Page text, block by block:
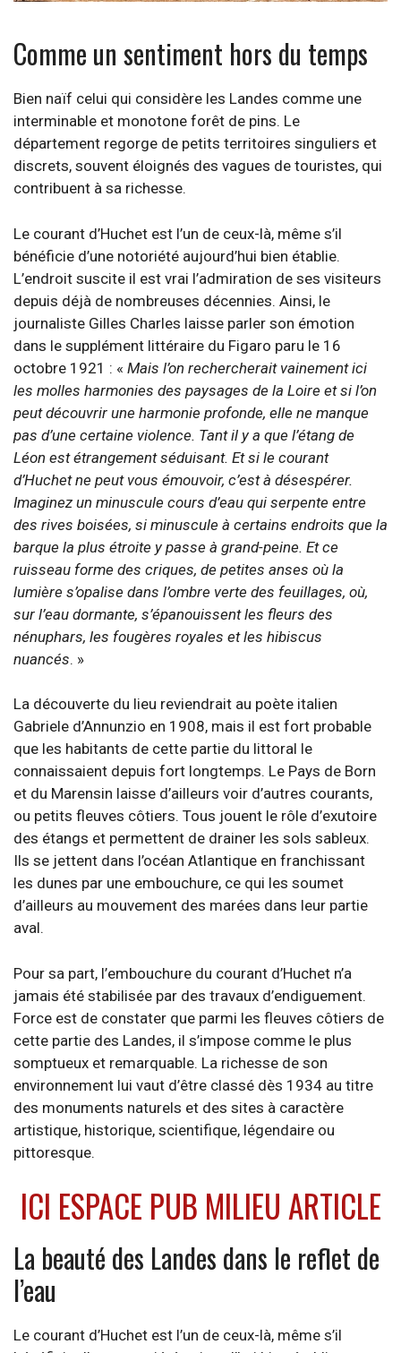
Comme un sentiment hors du temps
Bien naïf celui qui considère les Landes comme une
interminable et monotone forêt de pins. Le
département regorge de petits territoires singuliers et
discrets, souvent éloignés des vagues de touristes, qui
contribuent à sa richesse.
Le courant d’Huchet est l’un de ceux-là, même s’il
bénéficie d’une notoriété aujourd’hui bien établie.
L’endroit suscite il est vrai l’admiration de ses visiteurs
depuis déjà de nombreuses décennies. Ainsi, le
journaliste Gilles Charles laisse parler son émotion
dans le supplément littéraire du Figaro paru le 16
octobre 1921 : « Mais l’on rechercherait vainement ici
les molles harmonies des paysages de la Loire et si l’on
peut découvrir une harmonie profonde, elle ne manque
pas d’une certaine violence. Tant il y a que l’étang de
Léon est étrangement séduisant. Et si le courant
d’Huchet ne peut vous émouvoir, c’est à désespérer.
Imaginez un minuscule cours d’eau qui serpente entre
des rives boisées, si minuscule à certains endroits que la
barque la plus étroite y passe à grand-peine. Et ce
ruisseau forme des criques, de petites anses où la
lumière s’opalise dans l’ombre verte des feuillages, où,
sur l’eau dormante, s’épanouissent les fleurs des
nénuphars, les fougères royales et les hibiscus
nuancés. »
La découverte du lieu reviendrait au poète italien
Gabriele d’Annunzio en 1908, mais il est fort probable
que les habitants de cette partie du littoral le
connaissaient depuis fort longtemps. Le Pays de Born
et du Marensin laisse d’ailleurs voir d’autres courants,
ou petits fleuves côtiers. Tous jouent le rôle d’exutoire
des étangs et permettent de drainer les sols sableux.
Ils se jettent dans l’océan Atlantique en franchissant
les dunes par une embouchure, ce qui les soumet
d’ailleurs au mouvement des marées dans leur partie
aval.
Pour sa part, l’embouchure du courant d’Huchet n’a
jamais été stabilisée par des travaux d’endiguement.
Force est de constater que parmi les fleuves côtiers de
cette partie des Landes, il s’impose comme le plus
somptueux et remarquable. La richesse de son
environnement lui vaut d’être classé dès 1934 au titre
des monuments naturels et des sites à caractère
artistique, historique, scientifique, légendaire ou
pittoresque.
ICI ESPACE PUB MILIEU ARTICLE
La beauté des Landes dans le reflet de
l’eau
Le courant d’Huchet est l’un de ceux-là, même s’il